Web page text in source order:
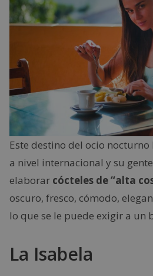
Este destino del ocio
a nivel internacional y su
elaborar cócteles de “alta
oscuro, fresco, cómodo,
lo que se le puede exigir a un
La Isabela